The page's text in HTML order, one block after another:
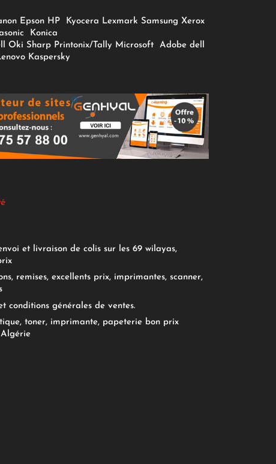
Epson HP Kyocera Lexmark Samsung Xerox
Konica
Oki Sharp Printonix/Tally Microsoft Adobe dell
Kaspersky
et livraison de colis sur les 69 wilayas,
remises, excellents prix, imprimantes, scanner,
conditions générales de ventes.
toner, imprimante, papeterie bon prix